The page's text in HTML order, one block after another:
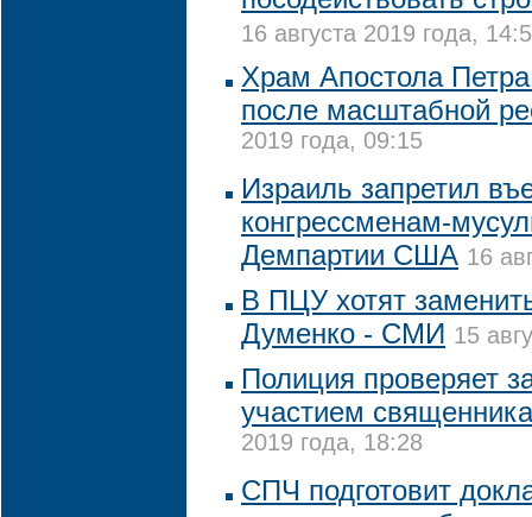
16 августа 2019 года,
Храм Апостола
после масштабной
2019 года, 09:15
Израиль запретил
конгрессменам-
Демпартии США 16
В ПЦУ хотят
Думенко - СМИ 15
Полиция проверяет
участием
2019 года, 18:28
СПЧ подготовит